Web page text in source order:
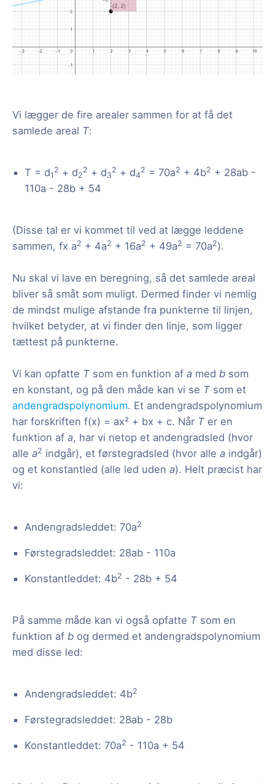
Vi lægger de fire arealer sammen for at få det
samlede areal T:
T = d1
2 + d2
2 + d3
2 + d4
2 = 70a2 + 4b2 + 28ab -
110a - 28b + 54
(Disse tal er vi kommet til ved at lægge leddene
sammen, fx a2 + 4a2 + 16a2 + 49a2 = 70a2).
Nu skal vi lave en beregning, så det samlede areal
bliver så småt som muligt. Dermed finder vi nemlig
de mindst mulige afstande fra punkterne til linjen,
hvilket betyder, at vi finder den linje, som ligger
tættest på punkterne.
Vi kan opfatte T som en funktion af a med b som
en konstant, og på den måde kan vi se T som et
andengradspolynomium. Et andengradspolynomium
har forskriften f(x) = ax² + bx + c. Når T er en
funktion af a, har vi netop et andengradsled (hvor
alle a2 indgår), et førstegradsled (hvor alle a indgår)
og et konstantled (alle led uden a). Helt præcist har
vi:
Andengradsleddet: 70a2
Førstegradsleddet: 28ab - 110a
Konstantleddet: 4b2 - 28b + 54
På samme måde kan vi også opfatte T som en
funktion af b og dermed et andengradspolynomium
med disse led:
Andengradsleddet: 4b2
Førstegradsleddet: 28ab - 28b
Konstantleddet: 70a2 - 110a + 54